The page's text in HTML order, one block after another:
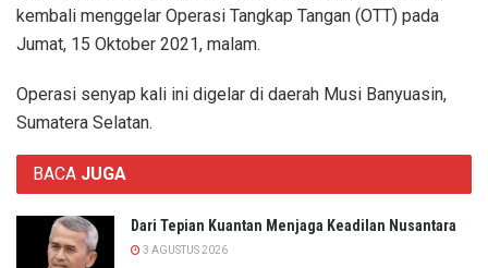
kembali menggelar Operasi Tangkap Tangan (OTT) pada
Jumat, 15 Oktober 2021, malam.
Operasi senyap kali ini digelar di daerah Musi Banyuasin,
Sumatera Selatan.
BACA JUGA
Dari Tepian Kuantan Menjaga Keadilan Nusantara
3 AGUSTUS 2026